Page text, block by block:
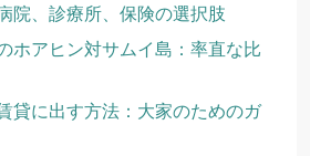
院、診療所、保険の選択肢
ホアヒン対サムイ島：率直な比
貸に出す方法：大家のためのガ